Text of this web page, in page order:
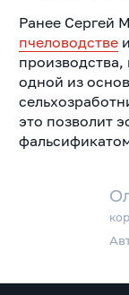
Ранее Сергей
пчеловодстве
производства,
одной из
это позволит